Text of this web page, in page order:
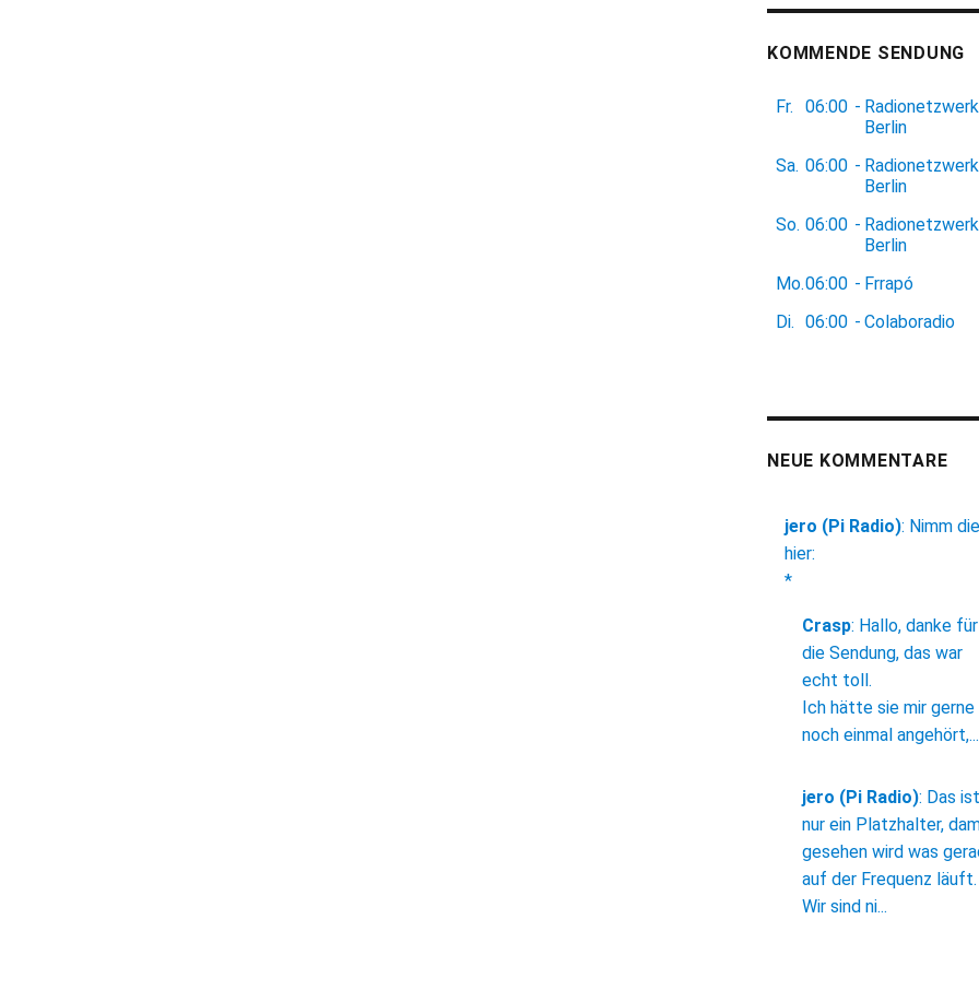
KOMMENDE SENDUNG
Fr. 06:00 - Radionetzwerk
Berlin
Sa. 06:00 - Radionetzwerk
Berlin
So. 06:00 - Radionetzwerk
Berlin
Mo.06:00 - Frrapó
Di. 06:00 - Colaboradio
NEUE KOMMENTARE
jero (Pi Radio): Nimm die
hier:
*
Crasp: Hallo, danke für
die Sendung, das war
echt toll.
Ich hätte sie mir gerne
noch einmal angehört,...
jero (Pi Radio): Das ist
nur ein Platzhalter,
gesehen wird was
auf der Frequenz läuft.
Wir sind ni...